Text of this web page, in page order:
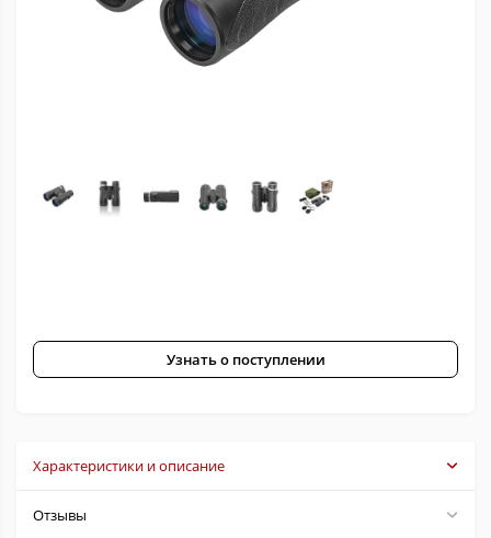
Узнать о поступлении
Характеристики и описание
Отзывы